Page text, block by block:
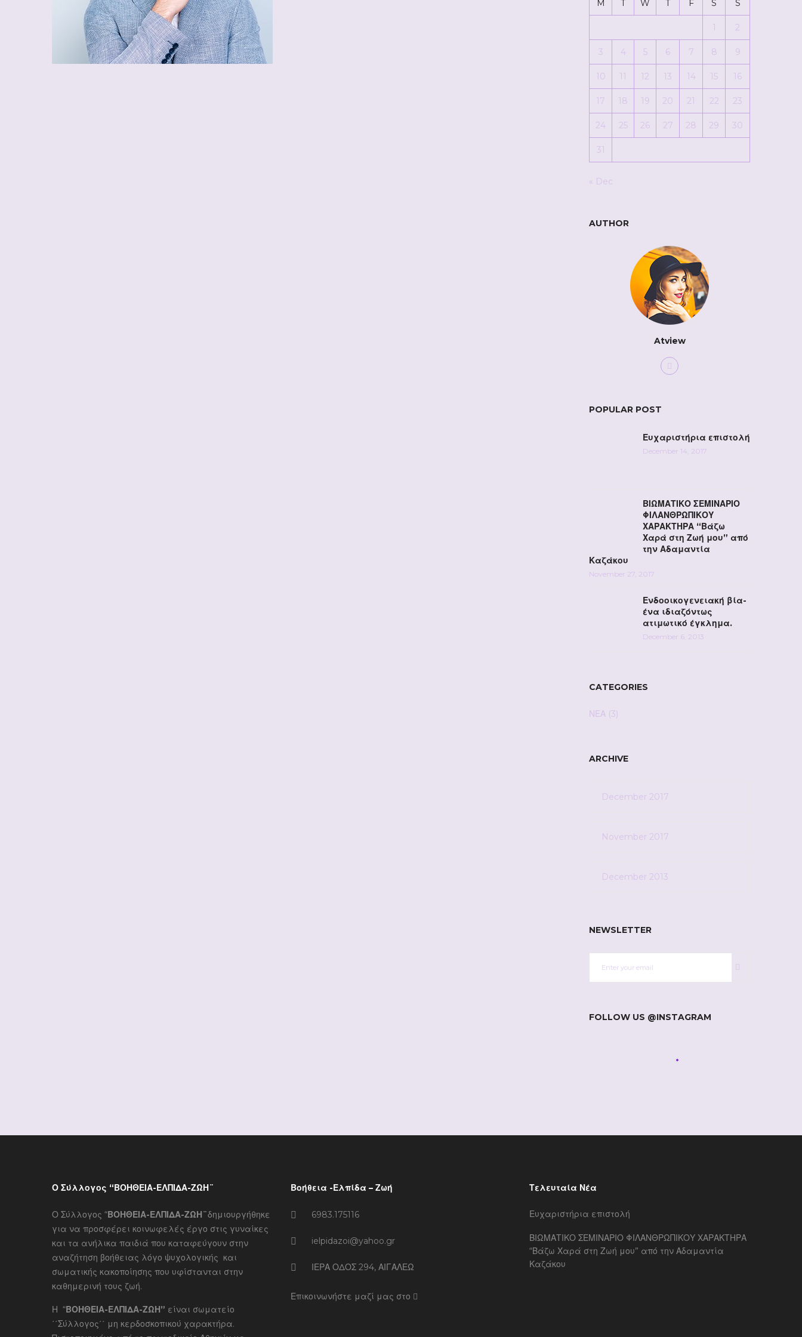
M T W T F S S
1 2
3 4 5 6 7 8 9
10 11 12 13 14 15 16
17 18 19 20 21 22 23
24 25 26 27 28 29 30
31
« Dec
AUTHOR
Atview
POPULAR POST
Ευχαριστήρια επιστολή
December 14, 2017
ΒΙΩΜΑΤΙΚΟ ΣΕΜΙΝΑΡΙΟ
ΦΙΛΑΝΘΡΩΠΙΚΟΥ
ΧΑΡΑΚΤΗΡΑ “Βάζω
Χαρά στη Ζωή μου” από
την Αδαμαντία
Καζάκου
November 27, 2017
Ενδοοικογενειακή βία-
ένα ιδιαζόντως
ατιμωτικό έγκλημα.
December 6, 2013
CATEGORIES
ΝΕΑ (3)
ARCHIVE
December 2017
November 2017
December 2013
NEWSLETTER
FOLLOW US @INSTAGRAM
Ο Σύλλογος “ΒΟΗΘΕΙΑ-ΕΛΠΙΔΑ-ΖΩΗ¨
Ο Σύλλογος “ΒΟΗΘΕΙΑ-ΕΛΠΙΔΑ-ΖΩΗ¨δημιουργήθηκε
για να προσφέρει κοινωφελές έργο στις γυναίκες
και τα ανήλικα παιδιά που καταφεύγουν στην
αναζήτηση βοήθειας λόγο ψυχολογικής και
σωματικής κακοποίησης που υφίστανται στην
καθημερινή τους ζωή.
Η “ΒΟΗΘΕΙΑ-ΕΛΠΙΔΑ-ΖΩΗ” είναι σωματείο
΄΄Σύλλογος΄΄ μη κερδοσκοπικού χαρακτήρα.
Βοήθεια -Ελπίδα – Ζωή
6983.175116
ielpidazoi@yahoo.gr
ΙΕΡΑ ΟΔΟΣ 294, ΑΙΓΑΛΕΩ
Επικοινωνήστε μαζί μας στο
Τελευταία Νέα
Ευχαριστήρια επιστολή
ΒΙΩΜΑΤΙΚΟ ΣΕΜΙΝΑΡΙΟ ΦΙΛΑΝΘΡΩΠΙΚΟΥ ΧΑΡΑΚΤΗΡΑ
“Βάζω Χαρά στη Ζωή μου” από την Αδαμαντία
Καζάκου